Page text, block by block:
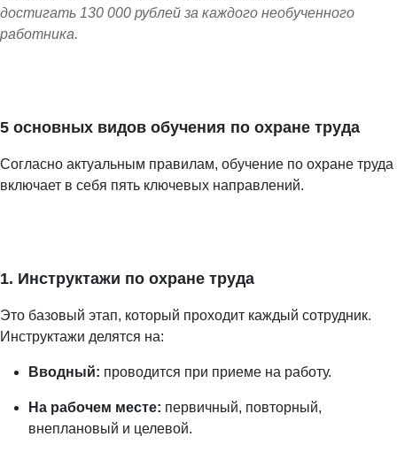
достигать 130 000 рублей за каждого необученного
работника.
5 основных видов обучения по охране труда
Согласно актуальным правилам, обучение по охране труда
включает в себя пять ключевых направлений.
1. Инструктажи по охране труда
Это базовый этап, который проходит каждый сотрудник.
Инструктажи делятся на:
Вводный: проводится при приеме на работу.
На рабочем месте: первичный, повторный,
внеплановый и целевой.